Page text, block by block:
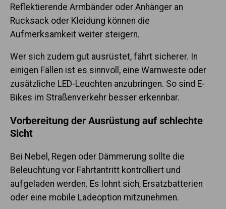
Reflektierende Armbänder oder Anhänger an
Rucksack oder Kleidung können die
Aufmerksamkeit weiter steigern.
Wer sich zudem gut ausrüstet, fährt sicherer. In
einigen Fällen ist es sinnvoll, eine Warnweste oder
zusätzliche LED-Leuchten anzubringen. So sind E-
Bikes im Straßenverkehr besser erkennbar.
Vorbereitung der Ausrüstung auf schlechte
Sicht
Bei Nebel, Regen oder Dämmerung sollte die
Beleuchtung vor Fahrtantritt kontrolliert und
aufgeladen werden. Es lohnt sich, Ersatzbatterien
oder eine mobile Ladeoption mitzunehmen.